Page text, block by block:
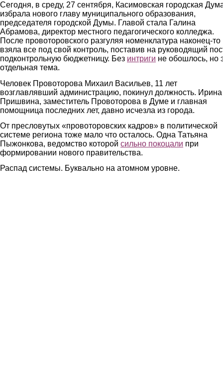
Сегодня, в среду, 27 сентября, Касимовская городская
избрала нового главу муниципального образования,
председателя городской Думы. Главой стала Галина
Абрамова, директор местного педагогического колледжа.
После провоторовского разгуляя номенклатура наконец-то
взяла все под свой контроль, поставив на руководящий
подконтрольную бюджетницу. Без интриги не обошлось, но
отдельная тема.
Человек Провоторова Михаил Васильев, 11 лет
возглавлявший администрацию, покинул должность. Ирина
Пришвина, заместитель Провоторова в Думе и главная
помощница последних лет, давно исчезла из города.
От пресловутых «провоторовских кадров» в политической
системе региона тоже мало что осталось. Одна Татьяна
Пыжонкова, ведомство которой сильно покоцали при
формировании нового правительства.
Распад системы. Буквально на атомном уровне.